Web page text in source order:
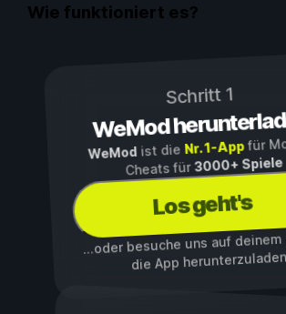
Wie funktioniert es?
Schritt 1
WeMod
WeMod ist die Nr. 1-Appfür
Cheats für3000+ Spiele
Los geht's
...oder besuche uns auf deinem
die App herunterzuladen